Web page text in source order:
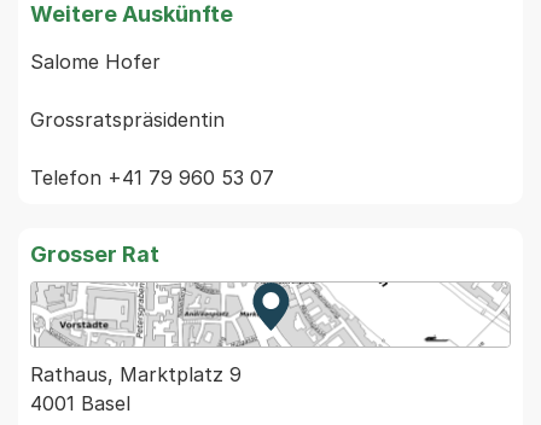
Weitere Auskünfte
Salome Hofer
Grossratspräsidentin
Grosser Rat
Zur Karte von MapBS.
Externer Link, wird in einem
Rathaus, Marktplatz 9
4001 Basel